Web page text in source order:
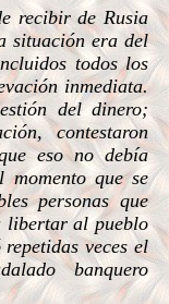
recibir de Rusia
situación era del
todos los
inmediata.
del dinero;
contestaron
eso no debía
momento que se
personas que
libertar al pueblo
veces el
banquero